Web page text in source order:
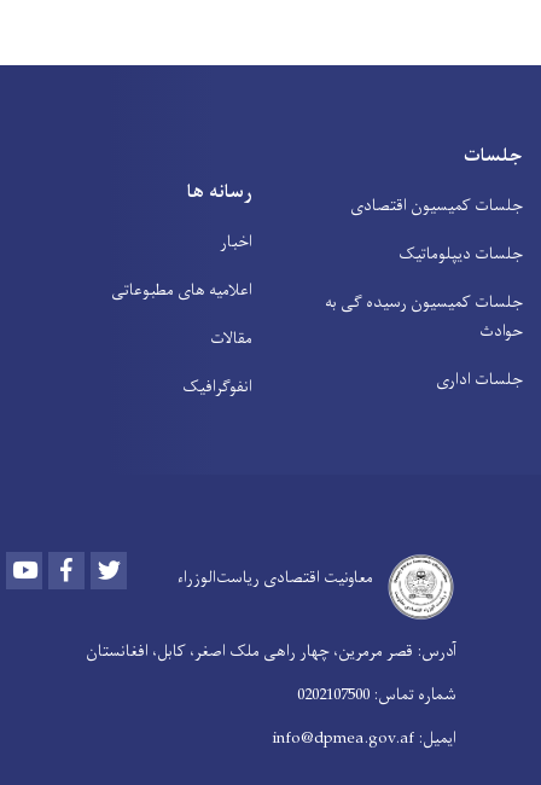
جلسات
جلسات کمیسیون اقتصادی
جلسات دیپلوماتیک
جلسات کمیسیون رسیده ګی به
حوادث
جلسات اداری
رسانه ها
اخبار
اعلامیه های مطبوعاتی
مقالات
انفوګرافیک
معاونیت اقتصادی ریاست‌الوزراء Youtube Facebook
آدرس: قصر مرمرین، چهار راهی ملک اصغر، کابل، افغانستان
شماره تماس: 0202107500
ایمیل: info@dpmea.gov.af